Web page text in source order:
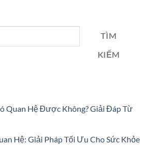
TÌM
KIẾM
Quan Hệ Được Không? Giải Đáp Từ
Hệ: Giải Pháp Tối Ưu Cho Sức Khỏe